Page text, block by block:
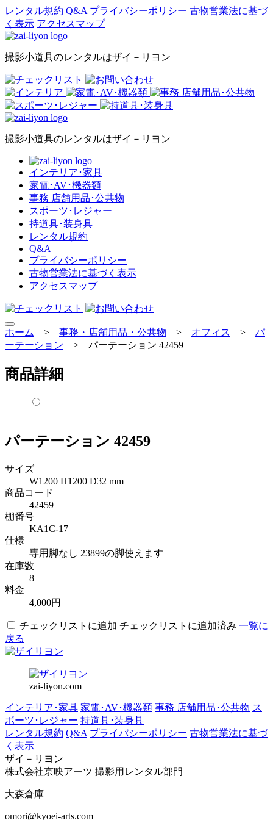
レンタル規約 Q&A プライバシーポリシー 古物営業法に基づ
く表示 アクセスマップ
撮影小道具のレンタルはザイ－リヨン
撮影小道具のレンタルはザイ－リヨン
インテリア･家具
家電･AV･機器類
事務 店舗用品･公共物
スポーツ･レジャー
持道具･装身具
レンタル規約
Q&A
プライバシーポリシー
古物営業法に基づく表示
アクセスマップ
ホーム > 事務・店舗用品・公共物 > オフィス >
パ
ーテーション
> パーテーション 42459
商品詳細
パーテーション 42459
サイズ
W1200 H1200 D32 mm
商品コード
42459
棚番号
KA1C-17
仕様
専用脚なし 23899の脚使えます
在庫数
8
料金
4,000円
チェックリストに追加 チェックリストに追加済み 一覧に
戻る
zai-liyon.com
インテリア･家具 家電･AV･機器類 事務 店舗用品･公共物 ス
ポーツ･レジャー 持道具･装身具
レンタル規約 Q&A プライバシーポリシー 古物営業法に基づ
く表示
ザイ－リヨン
株式会社京映アーツ 撮影用レンタル部門
大森倉庫
omori@kyoei-arts.com